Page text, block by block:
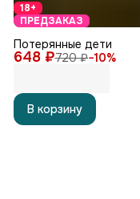
18+
ПРЕДЗАКАЗ
648 ₽720 ₽−10%
Потерянные дети
В корзину